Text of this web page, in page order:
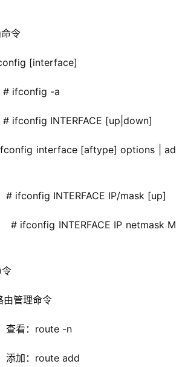
令
[interface]
-a
INTERFACE [up|down]
[aftype] options | ad
INTERFACE IP/mask [up]
INTERFACE IP netmask M
令
命令
route -n
add